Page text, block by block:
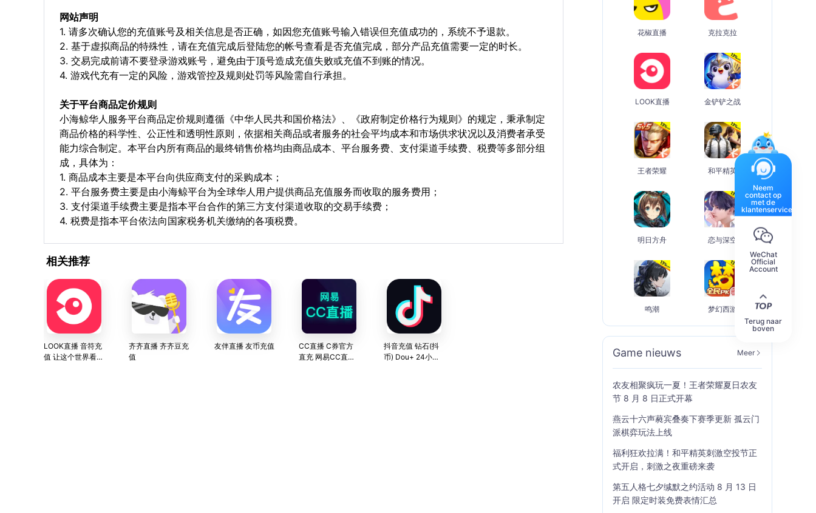
网站声明
1. 请多次确认您的充值账号及相关信息是否正确，如因您充值账号输入错误但充值成功的，系统不予退款。
2. 基于虚拟商品的特殊性，请在充值完成后登陆您的帐号查看是否充值完成，部分产品充值需要一定的时长。
3. 交易完成前请不要登录游戏账号，避免由于顶号造成充值失败或充值不到账的情况。
4. 游戏代充有一定的风险，游戏管控及规则处罚等风险需自行承担。
关于平台商品定价规则
小海鲸华人服务平台商品定价规则遵循《中华人民共和国价格法》、《政府制定价格行为规则》的规定，秉承制定
商品价格的科学性、公正性和透明性原则，依据相关商品或者服务的社会平均成本和市场供求状况以及消费者承受
能力综合制定。本平台内所有商品的最终销售价格均由商品成本、平台服务费、支付渠道手续费、税费等多部分组
成，具体为：
1. 商品成本主要是本平台向供应商支付的采购成本；
2. 平台服务费主要是由小海鲸平台为全球华人用户提供商品充值服务而收取的服务费用；
3. 支付渠道手续费主要是指本平台合作的第三方支付渠道收取的交易手续费；
4. 税费是指本平台依法向国家税务机关缴纳的各项税费。
相关推荐
LOOK直播 音符充
值 让这个世界看见
齐齐直播 齐齐豆充
值
友伴直播 友币充值
CC直播 C券官方
直充 网易CC直播
抖音充值 钻石(抖
币) Dou+ 24小时
花椒直播 克拉克拉
LOOK直播 金铲铲之战
王者荣耀 和平精英
明日方舟 恋与深空
鸣潮 梦幻西游
Game nieuws Meer
农友相聚疯玩一夏！王者荣耀夏日农友
节 8 月 8 日正式开幕
燕云十六声蕤宾叠奏下赛季更新 孤云门
派棋弈玩法上线
福利狂欢拉满！和平精英刺激空投节正
式开启，刺激之夜重磅来袭
第五人格七夕缄默之约活动 8 月 13 日
开启 限定时装免费表情汇总
Neem
contact op
met de
klantenservice
WeChat
Official
Account
Terug naar
boven